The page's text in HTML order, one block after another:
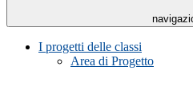
I progetti delle classi
Area di Progetto